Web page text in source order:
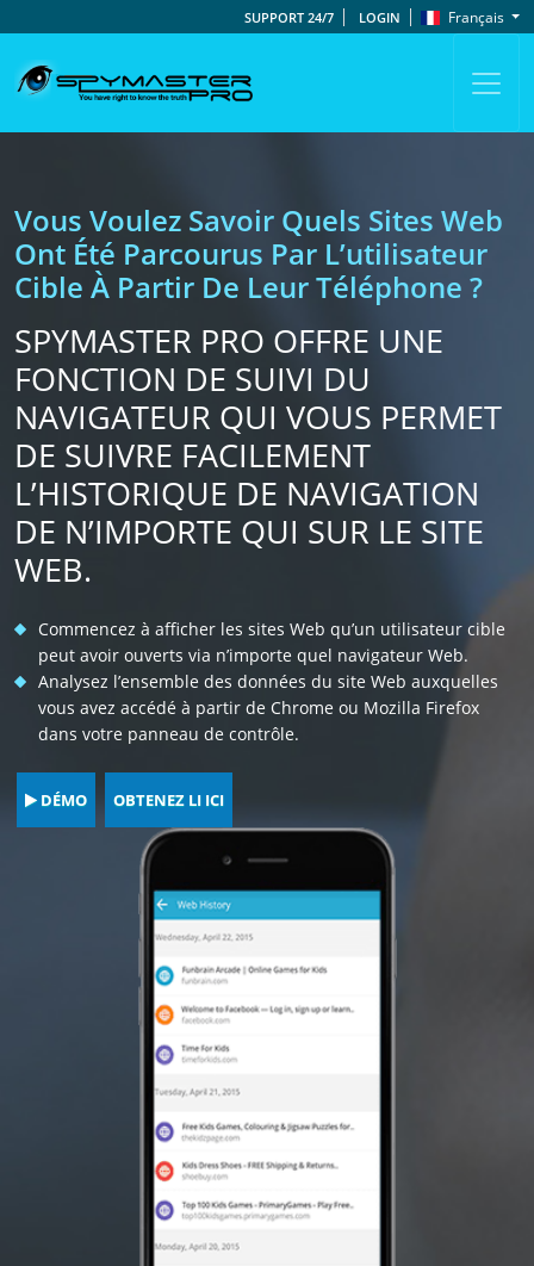
SUPPORT 24/7 LOGIN Français
Vous Voulez Savoir Quels Sites Web
Ont Été Parcourus Par L’utilisateur
Cible À Partir De Leur Téléphone ?
SPYMASTER PRO OFFRE UNE
FONCTION DE SUIVI DU
NAVIGATEUR QUI VOUS PERMET
DE SUIVRE FACILEMENT
L’HISTORIQUE DE NAVIGATION
DE N’IMPORTE QUI SUR LE SITE
WEB.
Commencez à afficher les sites Web qu’un utilisateur cible
peut avoir ouverts via n’importe quel navigateur Web.
Analysez l’ensemble des données du site Web auxquelles
vous avez accédé à partir de Chrome ou Mozilla Firefox
dans votre panneau de contrôle.
DÉMO OBTENEZ LI ICI